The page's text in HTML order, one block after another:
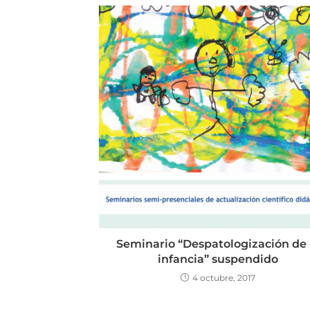
Seminario “Despatologización de
infancia” suspendido
4 octubre, 2017